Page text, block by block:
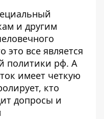
и другим
это все является
политики рф. А
имеет четкую
кто
допросы и